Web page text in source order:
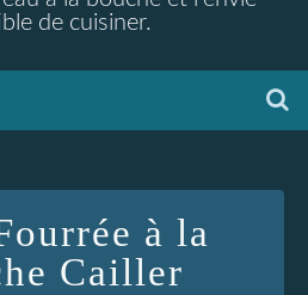
de cuisiner.
à la
Cailler